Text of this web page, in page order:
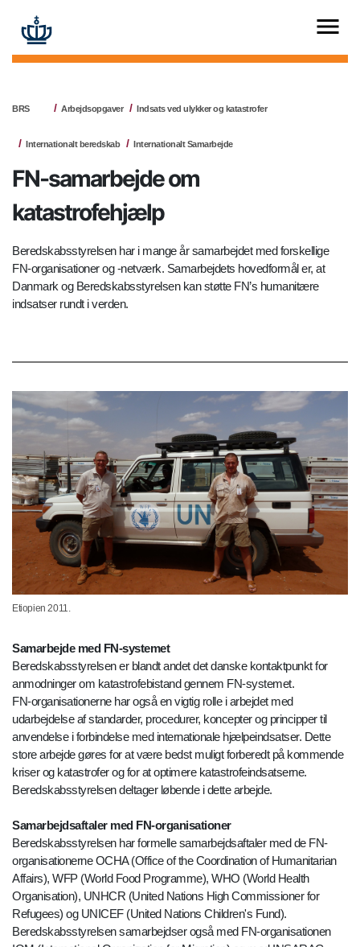
BRS Arbejdsopgaver Indsats ved ulykker og katastrofer
Internationalt beredskab Internationalt Samarbejde
FN-samarbejde om
katastrofehjælp
Beredskabsstyrelsen har i mange år samarbejdet med forskellige
FN-organisationer og -netværk. Samarbejdets hovedformål er, at
Danmark og Beredskabsstyrelsen kan støtte FN’s humanitære
indsatser rundt i verden.
Etiopien 2011.
Samarbejde med FN-systemet
Beredskabsstyrelsen er blandt andet det danske kontaktpunkt for
anmodninger om katastrofebistand gennem FN-systemet.
FN-organisationerne har også en vigtig rolle i arbejdet med
udarbejdelse af standarder, procedurer, koncepter og principper til
anvendelse i forbindelse med internationale hjælpeindsatser. Dette
store arbejde gøres for at være bedst muligt forberedt på kommende
kriser og katastrofer og for at optimere katastrofeindsatserne.
Beredskabsstyrelsen deltager løbende i dette arbejde.
Samarbejdsaftaler med FN-organisationer
Beredskabsstyrelsen har formelle samarbejdsaftaler med de FN-
organisationerne OCHA (Office of the Coordination of Humanitarian
Affairs), WFP (World Food Programme), WHO (World Health
Organisation), UNHCR (United Nations High Commissioner for
Refugees) og UNICEF (United Nations Children's Fund).
Beredskabsstyrelsen samarbejdser også med FN-organisationen